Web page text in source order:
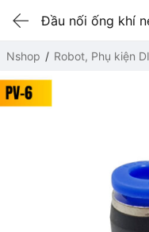
Đầu nối ống khí
Nshop Robot, Phụ kiện